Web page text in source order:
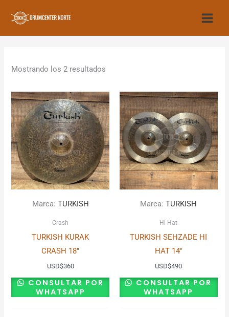
contenido
Mostrando los 2 resultados
Marca: TURKISH
Crash
TURKISH KURAK
CRASH 18″
USD$360
CONSULTAR POR
WHATSAPP
Marca:TURKISH
Hi Hat
TURKISH SEHZADE HI
HAT 14″
USD$490
CONSULTAR POR
WHATSAPP